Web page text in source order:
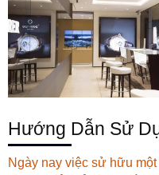
Hướng Dẫn Sử
Ngày nay việc sử hữu